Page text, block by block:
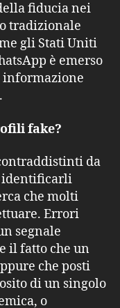
fiducia nei
tradizionale
gli Stati Uniti
è emerso
informazione
fake?
da
identificarli
che molti
Errori
segnale
il fatto che un
che posti
di un singolo
o